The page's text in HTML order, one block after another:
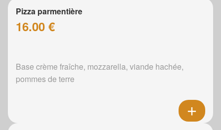
Pizza parmentière
16.00 €
Base crème fraîche, mozzarella, viande hachée,
pommes de terre